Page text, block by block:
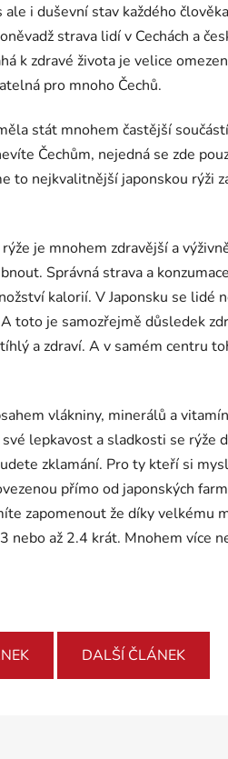
i duševní stav každého
strava lidí v Cechách a
k zdravé života je velice
pro mnoho Čechů.
stát mnohem častější
Čechům, nejedná se zde
to nejkvalitnější japonskou rýži
je mnohem zdravější a
Správná strava a
kalorií. V Japonsku se
je samozřejmě důsledek
a zdraví. A v samém centru
vlákniny, minerálů a
lepkavost a sladkosti se rýže
zklamání. Pro ty kteří si
přímo od japonských
zapomenout že díky velkému
až 2.4 krát. Mnohem více
DALŠÍ ČLÁNEK